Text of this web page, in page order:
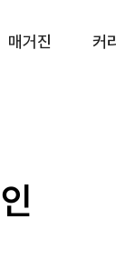
VOC 관리 서비스
매거진 커